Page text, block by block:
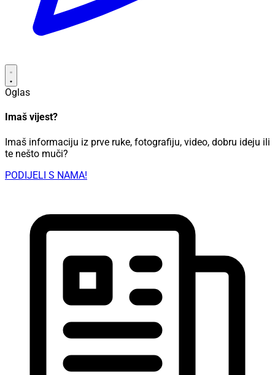
Oglas
Imaš vijest?
Imaš informaciju iz prve ruke, fotografiju, video, dobru ideju ili
te nešto muči?
PODIJELI S NAMA!